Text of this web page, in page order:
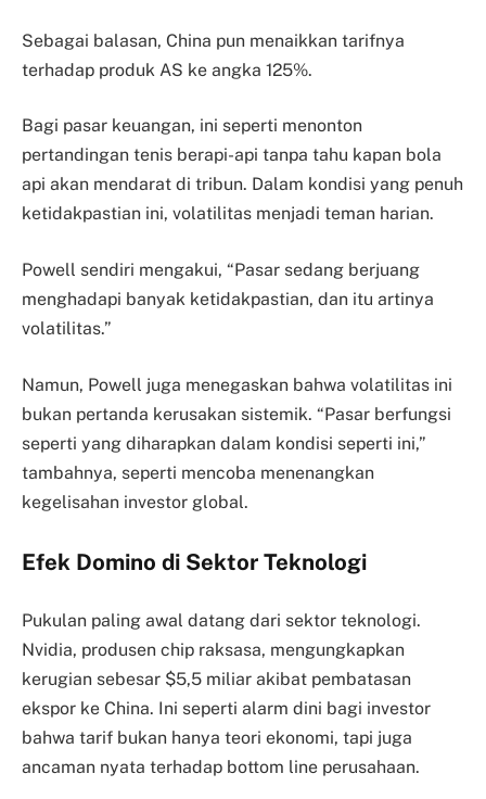
Sebagai balasan, China pun menaikkan tarifnya
terhadap produk AS ke angka 125%.
Bagi pasar keuangan, ini seperti menonton
pertandingan tenis berapi-api tanpa tahu kapan bola
api akan mendarat di tribun. Dalam kondisi yang penuh
ketidakpastian ini, volatilitas menjadi teman harian.
Powell sendiri mengakui, “Pasar sedang berjuang
menghadapi banyak ketidakpastian, dan itu artinya
volatilitas.”
Namun, Powell juga menegaskan bahwa volatilitas ini
bukan pertanda kerusakan sistemik. “Pasar berfungsi
seperti yang diharapkan dalam kondisi seperti ini,”
tambahnya, seperti mencoba menenangkan
kegelisahan investor global.
Efek Domino di Sektor Teknologi
Pukulan paling awal datang dari sektor teknologi.
Nvidia, produsen chip raksasa, mengungkapkan
kerugian sebesar $5,5 miliar akibat pembatasan
ekspor ke China. Ini seperti alarm dini bagi investor
bahwa tarif bukan hanya teori ekonomi, tapi juga
ancaman nyata terhadap bottom line perusahaan.